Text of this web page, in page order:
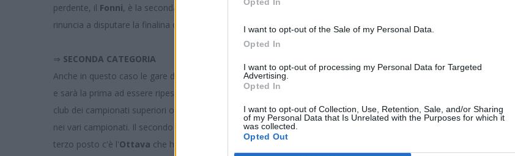
I want to opt-out of the Sale of my Personal Data.
Opted In
I want to opt-out of processing my Personal Data for Targeted
Advertising.
Opted In
I want to opt-out of Collection, Use, Retention, Sale, and/or Sharing
of my Personal Data that Is Unrelated with the Purposes for which it
was collected.
Opted Out
perdente, il Fonni, è la seconda in ordine per il ripescaggio mentre la
rinuncia a disputare la finalina del terzo e quarto posto da parte della
Gioventù Sarroch
⇒ SECONDA CATEGORIA
Anche in questo caso le gare dei playoff hanno creato la graduatoria ripescaggi. Il
ha vinto la finalissima
e sarà la prima ad essere ripescata in caso di mancata iscrizione dei 64 club aventi diritto in Prima categoria o di un
club dei campionati superiori o del ripescaggio dell'Ilva in serie D perché si determinerebbe un avanzamento a cascata
nei vari campionati. Il secondo posto libero in Prima categoria sarà preso dal
terzo posto c'è l'Ottava che ha vinto la finalina del terzo e quarto posto battendo la